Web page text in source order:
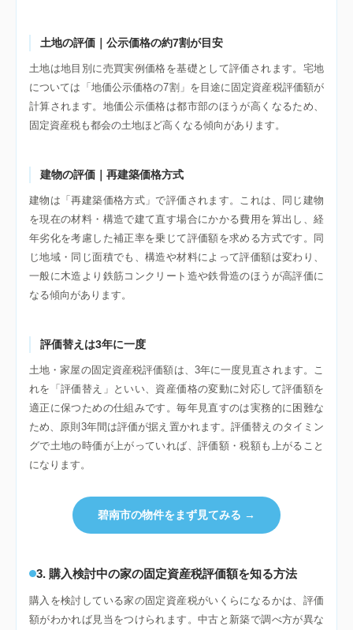
土地の評価｜公示価格の約7割が目安
土地は地目別に売買実例価格を基礎として評価されます。宅地
については「地価公示価格の7割」を目途に固定資産税評価額が
計算されます。地価公示価格は都市部のほうが高くなるため、
固定資産税も都会の土地ほど高くなる傾向があります。
建物の評価｜再建築価格方式
建物は「再建築価格方式」で評価されます。これは、同じ建物
を現在の材料・構造で建て直す場合にかかる費用を算出し、経
年劣化を考慮した補正率を乗じて評価額を求める方式です。同
じ地域・同じ面積でも、構造や材料によって評価額は変わり、
一般に木造より鉄筋コンクリート造や鉄骨造のほうが高評価に
なる傾向があります。
評価替えは3年に一度
土地・家屋の固定資産税評価額は、3年に一度見直されます。こ
れを「評価替え」といい、資産価格の変動に対応して評価額を
適正に保つための仕組みです。毎年見直すのは実務的に困難な
ため、原則3年間は評価が据え置かれます。評価替えのタイミン
グで土地の時価が上がっていれば、評価額・税額も上がること
になります。
碧南市の物件をまず見てみる →
3. 購入検討中の家の固定資産税評価額を知る方法
購入を検討している家の固定資産税がいくらになるかは、評価
額がわかれば見当をつけられます。中古と新築で調べ方が異な